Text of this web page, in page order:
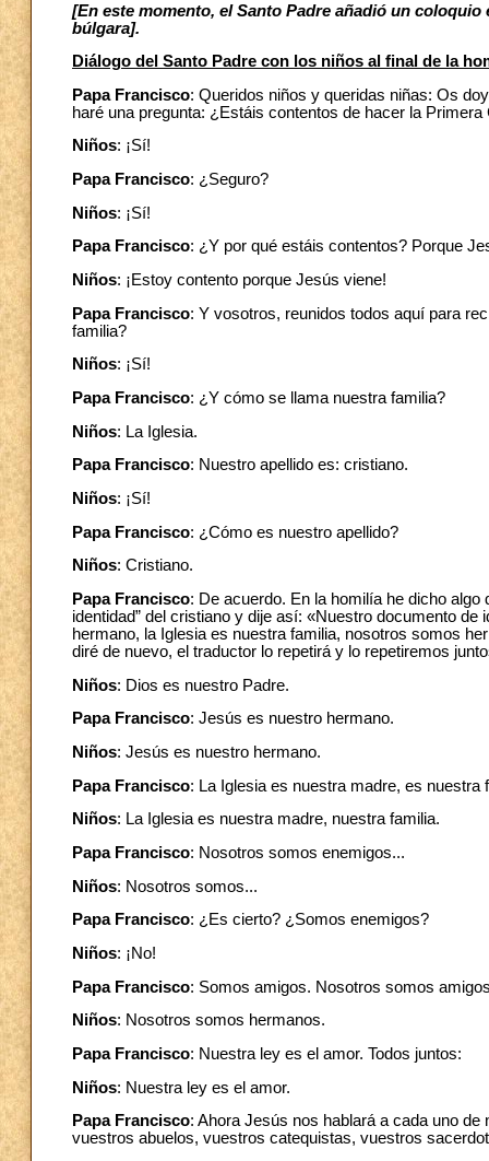
[En este momento, el Santo Padre añadió un
búlgara].
Diálogo del Santo Padre con los niños al final de la
Papa Francisco: Queridos niños y queridas niñas: Os
haré una pregunta: ¿Estáis contentos de hacer la Primera
Niños: ¡Sí!
Papa Francisco: ¿Seguro?
Niños: ¡Sí!
Papa Francisco: ¿Y por qué estáis contentos? Porque
Niños: ¡Estoy contento porque Jesús viene!
Papa Francisco: Y vosotros, reunidos todos aquí para
familia?
Niños: ¡Sí!
Papa Francisco: ¿Y cómo se llama nuestra familia?
Niños: La Iglesia.
Papa Francisco: Nuestro apellido es: cristiano.
Niños: ¡Sí!
Papa Francisco: ¿Cómo es nuestro apellido?
Niños: Cristiano.
Papa Francisco: De acuerdo. En la homilía he dicho
identidad” del cristiano y dije así: «Nuestro documento
hermano, la Iglesia es nuestra familia, nosotros somos
diré de nuevo, el traductor lo repetirá y lo repetiremos
Niños: Dios es nuestro Padre.
Papa Francisco: Jesús es nuestro hermano.
Niños: Jesús es nuestro hermano.
Papa Francisco: La Iglesia es nuestra madre, es nuestra
Niños: La Iglesia es nuestra madre, nuestra familia.
Papa Francisco: Nosotros somos enemigos...
Niños: Nosotros somos...
Papa Francisco: ¿Es cierto? ¿Somos enemigos?
Niños: ¡No!
Papa Francisco: Somos amigos. Nosotros somos
Niños: Nosotros somos hermanos.
Papa Francisco: Nuestra ley es el amor. Todos juntos:
Niños: Nuestra ley es el amor.
Papa Francisco: Ahora Jesús nos hablará a cada uno
vuestros abuelos, vuestros catequistas, vuestros